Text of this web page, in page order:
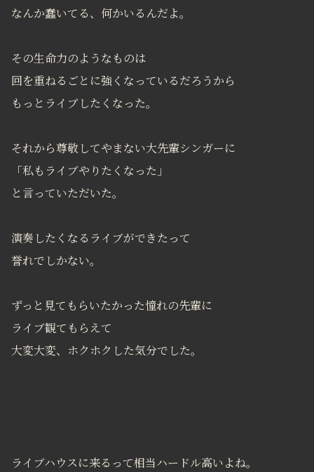
なんか蠢いてる、何かいるんだよ。
その生命力のようなものは
回を重ねるごとに強くなっているだろうから
もっとライブしたくなった。
それから尊敬してやまない大先輩シンガーに
「私もライブやりたくなった」
と言っていただいた。
演奏したくなるライブができたって
誉れでしかない。
ずっと見てもらいたかった憧れの先輩に
ライブ観てもらえて
大変大変、ホクホクした気分でした。
ライブハウスに来るって相当ハードル高いよね。